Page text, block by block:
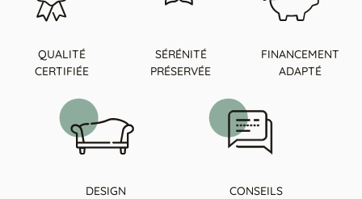
QUALITÉ
CERTIFIÉE
SÉRÉNITÉ
PRÉSERVÉE
FINANCEMENT
ADAPTÉ
DESIGN
CONSEILS